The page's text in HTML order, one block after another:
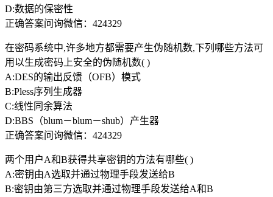
D:数据的保密性
正确答案问询微信：424329
在密码系统中,许多地方都需要产生伪随机数,下列哪些方法可
用以生成密码上安全的伪随机数( )
A:DES的输出反馈（OFB）模式
B:Pless序列生成器
C:线性同余算法
D:BBS（blum－blum－shub）产生器
正确答案问询微信：424329
两个用户A和B获得共享密钥的方法有哪些( )
A:密钥由A选取并通过物理手段发送给B
B:密钥由第三方选取并通过物理手段发送给A和B